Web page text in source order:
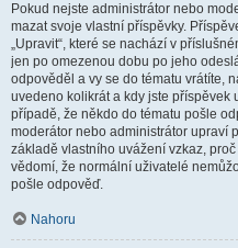
Pokud nejste administrátor nebo
mazat svoje vlastní příspěvky.
„Upravit“, které se nachází v
jen po omezenou dobu po jeho
odpověděl a vy se do tématu vrátíte,
uvedeno kolikrát a kdy jste příspěvek
případě, že někdo do tématu pošle
moderátor nebo administrátor upraví
základě vlastního uvážení vzkaz,
vědomí, že normální uživatelé
pošle odpověď.
Nahoru